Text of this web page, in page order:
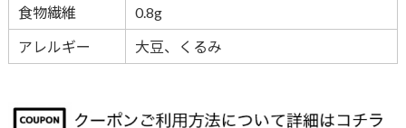
食物繊維
0.8g
アレルギー
大豆、くるみ